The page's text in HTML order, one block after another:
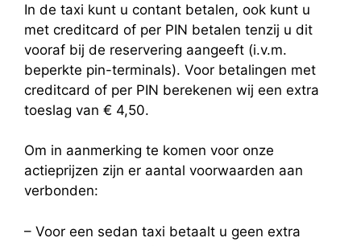
In de taxi kunt u contant betalen, ook kunt u
met creditcard of per PIN betalen tenzij u dit
vooraf bij de reservering aangeeft (i.v.m.
beperkte pin-terminals). Voor betalingen met
creditcard of per PIN berekenen wij een extra
toeslag van € 4,50.
Om in aanmerking te komen voor onze
actieprijzen zijn er aantal voorwaarden aan
verbonden:
– Voor een sedan taxi betaalt u geen extra